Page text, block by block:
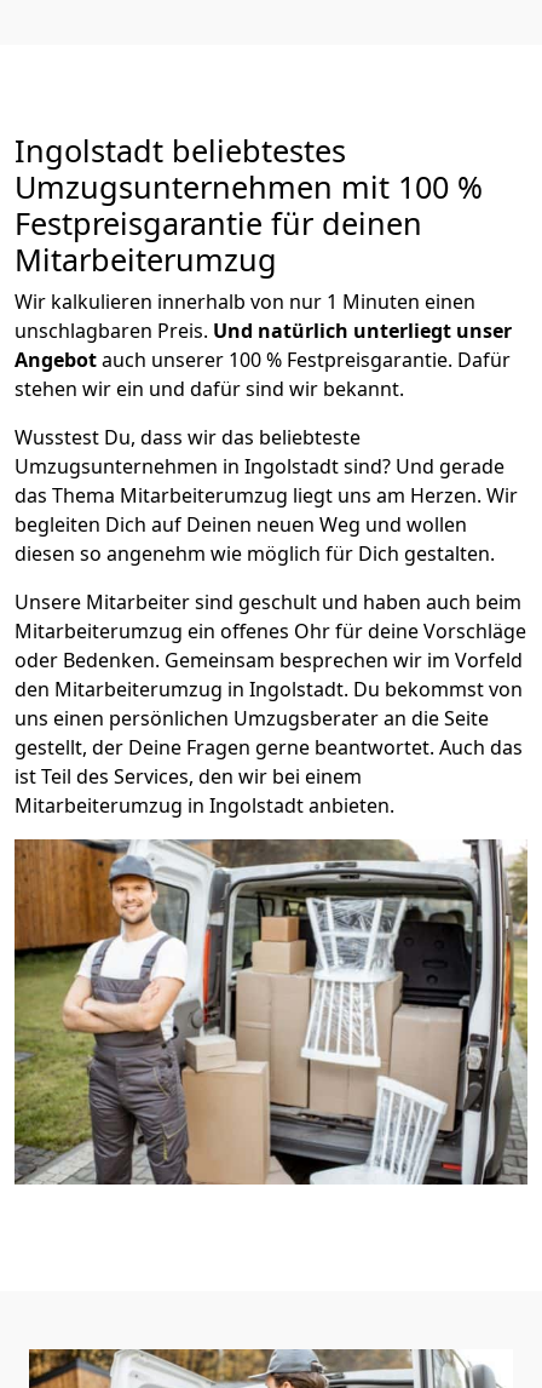
Ingolstadt beliebtestes
Umzugsunternehmen mit 100 %
Festpreisgarantie für deinen
Mitarbeiterumzug
Wir kalkulieren innerhalb von nur 1 Minuten einen
unschlagbaren Preis. Und natürlich unterliegt unser
Angebotauch unserer 100 % Festpreisgarantie. Dafür
stehen wir ein und dafür sind wir bekannt.
Wusstest Du, dass wir das beliebteste
Umzugsunternehmen in Ingolstadt sind? Und gerade
das Thema Mitarbeiterumzug liegt uns am Herzen. Wir
begleiten Dich auf Deinen neuen Weg und wollen
diesen so angenehm wie möglich für Dich gestalten.
Unsere Mitarbeiter sind geschult und haben auch beim
Mitarbeiterumzug ein offenes Ohr für deine Vorschläge
oder Bedenken. Gemeinsam besprechen wir im Vorfeld
den Mitarbeiterumzug in Ingolstadt. Du bekommst von
uns einen persönlichen Umzugsberater an die Seite
gestellt, der Deine Fragen gerne beantwortet. Auch das
ist Teil des Services, den wir bei einem
Mitarbeiterumzug in Ingolstadt anbieten.